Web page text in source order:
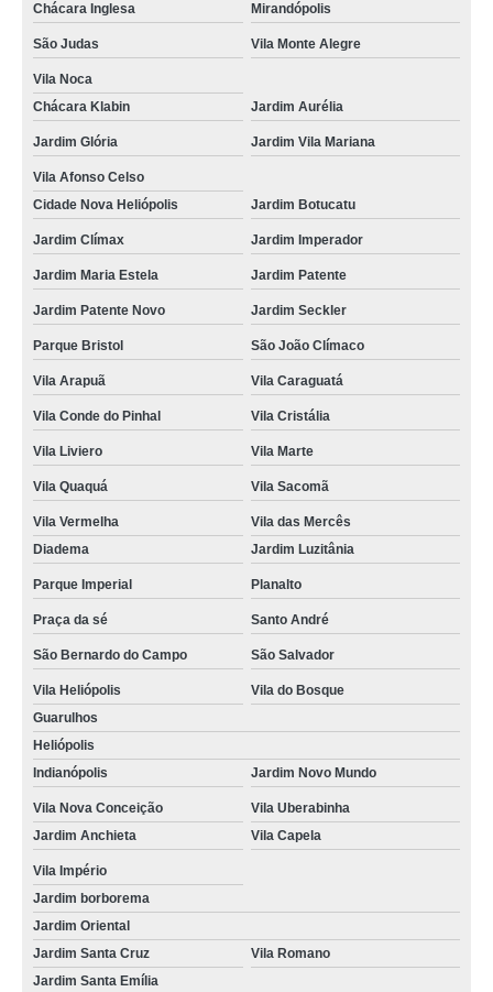
curso de cargas perigosas online Saúde
curso de mopp ead preço Jardim Santa Emília
curso de mopp ead Vila Romano
preço de curso online de transporte escolar Jardim Costa Pereira
onde fazer curso online de transporte de produtos perigosos Cidade Nova
Heliópolis
preço de curso mopp e carga indivisível online Cursino
curso de cargas perigosas online valor Bela Vista
curso mopp e carga indivisível online Mirandópolis
curso online de transporte de produtos perigosos preço São Bernardo do
Campo
curso mopp e carga indivisível online preço Vila das Mercês
curso online de transporte de produtos perigosos Vila Aeroporto
onde fazer curso de transporte coletivo online Vila Mira
curso online de transporte escolar preço Vila Guarani
preço de curso de condutor de veículo de emergência online Vila Alexandria
curso online de transporte escolar Vila Liviero
curso de condutor de veículo de emergência online Parque Imperial
curso online de cargas perigosas Jardim borborema
curso de transporte escolar online Cursino
curso online de cargas perigosas preço Vila Aeroporto
Chácara Inglesa
Mirandópolis
São Judas Vila Monte Alegre
Vila Noca
Chácara Klabin
Jardim Aurélia
Jardim Glória Jardim Vila Mariana
Vila Afonso Celso
Cidade Nova Heliópolis
Jardim Botucatu
Jardim Clímax Jardim Imperador
Jardim Maria Estela Jardim Patente
Jardim Patente Novo Jardim Seckler
Parque Bristol São João Clímaco
Vila Arapuã Vila Caraguatá
Vila Conde do Pinhal Vila Cristália
Vila Liviero Vila Marte
Vila Quaquá Vila Sacomã
Vila Vermelha
Vila das Mercês
Diadema
Jardim Luzitânia
Parque Imperial Planalto
Praça da sé Santo André
São Bernardo do Campo São Salvador
Vila Heliópolis
Vila do Bosque
Guarulhos
Heliópolis
Indianópolis
Jardim Novo Mundo
Vila Nova Conceição
Vila Uberabinha
Jardim Anchieta
Vila Capela
Vila Império
Jardim borborema
Jardim Oriental
Jardim Santa Cruz
Vila Romano
Jardim Santa Emília